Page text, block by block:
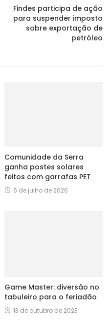
Findes participa de ação
para suspender imposto
sobre exportação de
petróleo
Comunidade da Serra
ganha postes solares
feitos com garrafas PET
6 de julho de 2026
Game Master: diversão no
tabuleiro para o feriadão
13 de outubro de 2023